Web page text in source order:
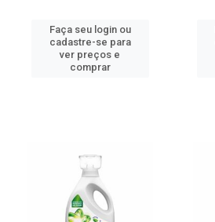
Faça seu login ou
cadastre-se para
ver preços e
comprar